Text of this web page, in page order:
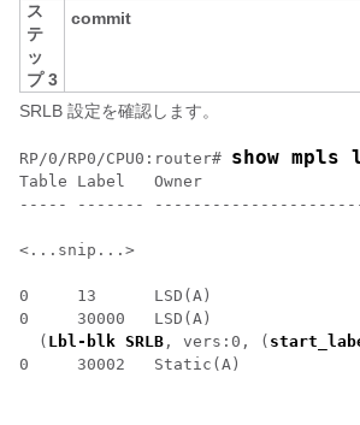
ス
テ
ッ
プ 3
commit
SRLB 設定を確認します。
RP/0/RP0/CPU0:router# show
Table Label   Owner
----- -------
<...snip...>
0     13      LSD(A)
0     30000   LSD(A)
  (
Lbl-blk SRLB , vers:0, (
0     30002   Static(A)